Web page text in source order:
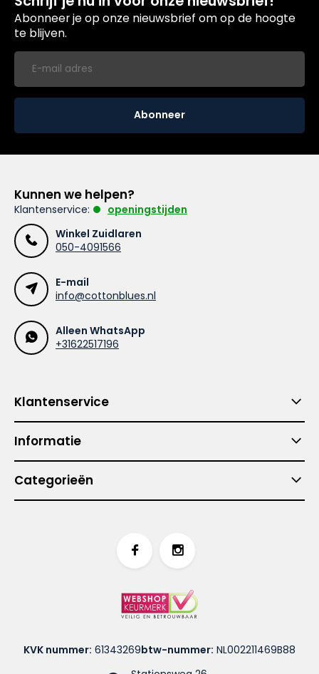
Abonneer je op onze nieuwsbrief om op de hoogte
te blijven.
Abonneer
Kunnen we helpen?
Klantenservice:
openingstijden
Winkel Zuidlaren
050-4091566
E-mail
info@cottonblues.nl
Alleen WhatsApp
+31622517196
Klantenservice
Informatie
Categorieën
KVK nummer: 61343269btw-nummer: NL002211469B88